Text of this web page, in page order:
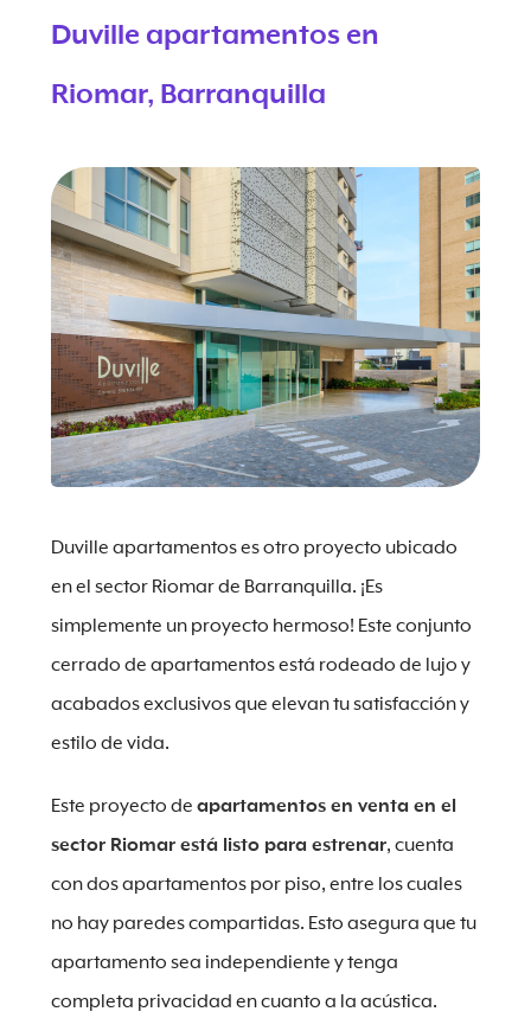
Duville apartamentos en
Riomar, Barranquilla
Duville apartamentos es otro proyecto ubicado
en el sector Riomar de Barranquilla. ¡Es
simplemente un proyecto hermoso! Este conjunto
cerrado de apartamentos está rodeado de lujo y
acabados exclusivos que elevan tu satisfacción y
estilo de vida.
Este proyecto de apartamentos en venta en el
sector Riomar está listo para estrenar, cuenta
con dos apartamentos por piso, entre los cuales
no hay paredes compartidas. Esto asegura que tu
apartamento sea independiente y tenga
completa privacidad en cuanto a la acústica.